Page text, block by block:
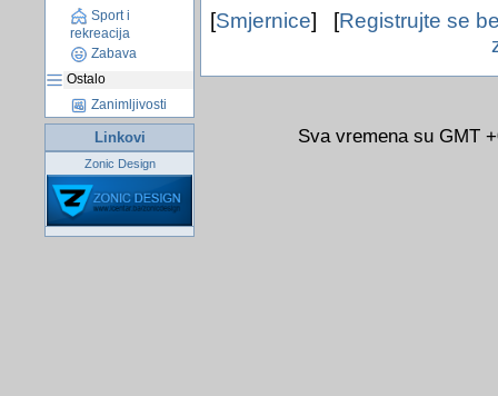
Sport i
rekreacija
Zabava
Ostalo
Zanimljivosti
Linkovi
Zonic Design
[Smjernice] [Registrujte se
Sva vremena su GMT